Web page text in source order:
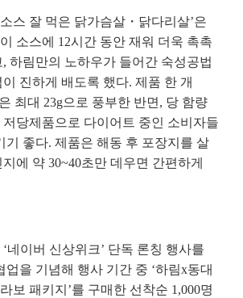
스 잘 먹은 닭가슴살 ・ 닭다리살’은
소스에 12시간 동안 재워 더욱 촉촉
, 하림만의 노하우가 들어간 숙성공법
진하게 배도록 했다. 제품 한 개
최대 23g으로 풍부한 반면 , 당 함량
저당제품으로 다이어트 중인 소비자들
기 좋다. 제품은 해동 후 포장지를 살
지에 약 30~40초만 데우면 간편하게
‘네이버 신상위크’ 단독 론칭 행사를
업을 기념해 행사 기간 중 ‘하림x동대
보 패키지 ’를 구매한 선착순 1,000명